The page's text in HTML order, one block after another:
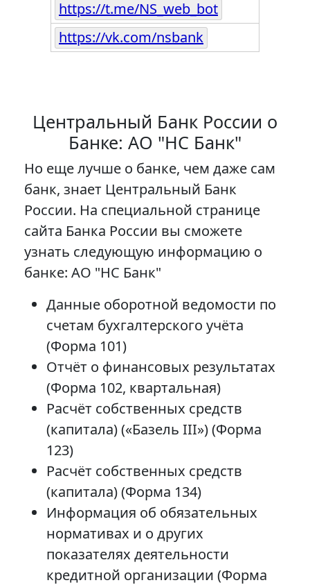
https://t.me/NS_web_bot
https://vk.com/nsbank
Центральный Банк России о
Банке: АО "НС Банк"
Но еще лучше о банке, чем даже сам
банк, знает Центральный Банк
России. На специальной странице
сайта Банка России вы сможете
узнать следующую информацию о
банке: АО "НС Банк"
Данные оборотной ведомости по
счетам бухгалтерского учёта
(Форма 101)
Отчёт о финансовых результатах
(Форма 102, квартальная)
Расчёт собственных средств
(капитала) («Базель III») (Форма
123)
Расчёт собственных средств
(капитала) (Форма 134)
Информация об обязательных
нормативах и о других
показателях деятельности
кредитной организации (Форма